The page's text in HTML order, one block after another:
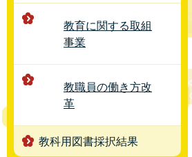
教育に関する取組
事業
教職員の働き方改
革
教科用図書採択結果